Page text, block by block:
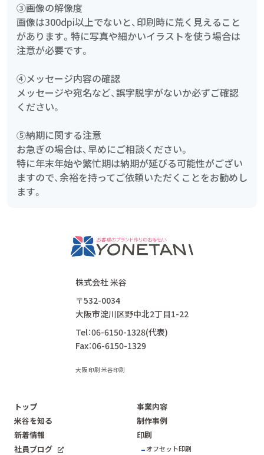
③画像の解像度
画像は300dpi以上でないと、印刷時に荒く見えること
があります。特に写真や細かいイラストを使う場合は
注意が必要です。
④メッセージ内容の確認
メッセージや宛名など、誤字脱字がないか必ずご確認
ください。
⑤納期に関する注意
お急ぎの場合は、早めにご相談ください。
特に年末年始や繁忙期は納期が延びる可能性がござい
ますので、余裕を持ってご依頼いただくことをお勧めし
ます。
株式会社 米谷
〒532-0034
大阪市淀川区野中北2丁目1-22
Tel：06-6150-1328(代表)
Fax：06-6150-1329
大阪 印刷 米谷印刷
トップ
米谷を知る
新着情報
社員ブログ
事業内容
制作事例
印刷
オフセット印刷